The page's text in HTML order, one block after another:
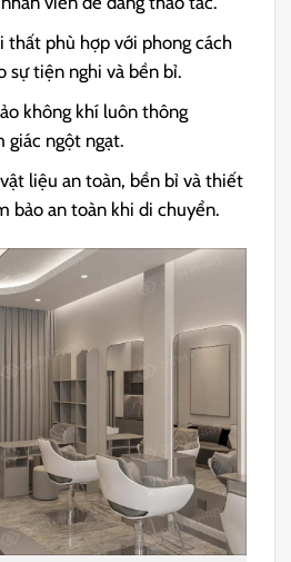
thất phù hợp với phong cách
sự tiện nghi và bền bỉ.
không khí luôn thông
giác ngột ngạt.
liệu an toàn, bền bỉ và thiết
bảo an toàn khi di chuyển.